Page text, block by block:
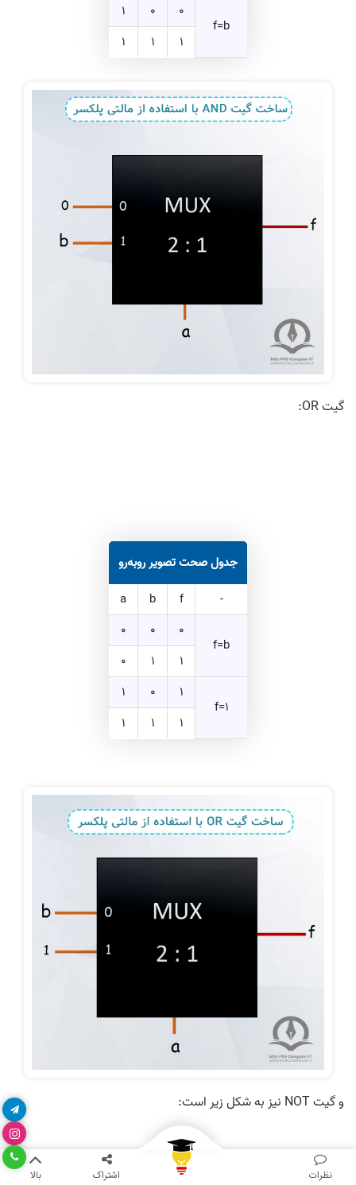
نظرات اشتراک بالا
f=b
0
0
1
1
1
1
گیت OR:
جدول صحت تصویر روبه‌رو
-
f
b
a
f=b
0
0
0
1
1
0
f=1
1
0
1
1
1
1
و گیت NOT نیز به شکل زیر است: